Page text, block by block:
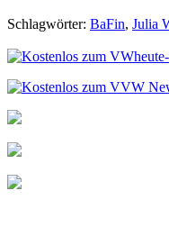
Schlagwörter: BaFin, Julia